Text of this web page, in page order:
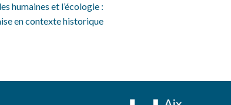
humaines et l’écologie :
en contexte historique